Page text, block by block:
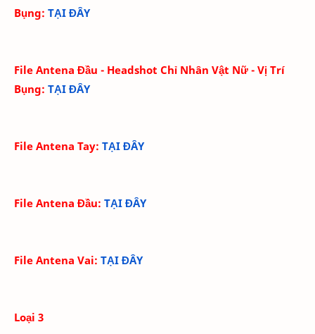
Bụng: TẠI ĐÂY
File Antena Đầu - Headshot Chỉ Nhân Vật Nữ - Vị Trí
Bụng: TẠI ĐÂY
File Antena Tay: TẠI ĐÂY
File Antena Đầu: TẠI ĐÂY
File Antena Vai: TẠI ĐÂY
Loại 3